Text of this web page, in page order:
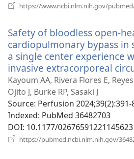
https://www.ncbi.nlm.nih.gov/
Safety of bloodless open-
cardiopulmonary bypass in
a single center experience
invasive extracorporeal
Kayoum AA, Rivera Flores E,
Ojito J, Burke RP, Sasaki J
Source‎: Perfusion 2024;39(2):391-
Indexed‎: PubMed 36482703
DOI‎: 10.1177/02676591221145623
https://pubmed.ncbi.nlm.nih.gov/